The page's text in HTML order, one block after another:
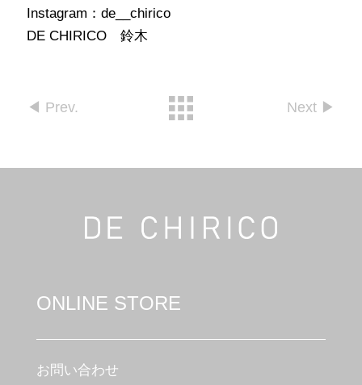
Instagram：de__chirico
DE CHIRICO 鈴木
◀︎ Prev. Next ▶︎︎
ONLINE STORE
お問い合わせ